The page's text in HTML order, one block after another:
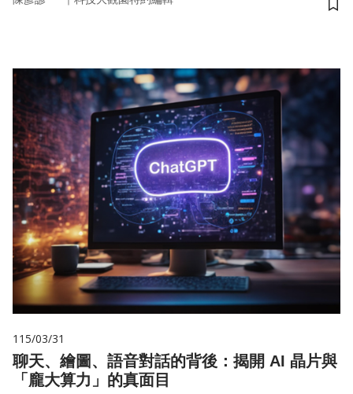
儲
115/03/31
聊天、繪圖、語音對話的背後：揭開 AI 晶片與
「龐大算力」的真面目